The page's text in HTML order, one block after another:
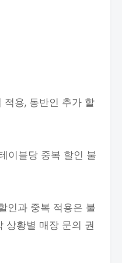
용, 동반인 추가 할
이블당 중복 할인 불
인과 중복 적용은 불
상황별 매장 문의 권